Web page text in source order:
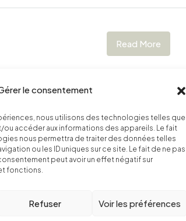
le consentement
nous utilisons des technologies telles que
accéder aux informations des appareils. Le fait
nous permettra de traiter des données telles
ou les ID uniques sur ce site. Le fait de ne pas
peut avoir un effet négatif sur
fonctions.
Refuser Voir les préférences
Read More